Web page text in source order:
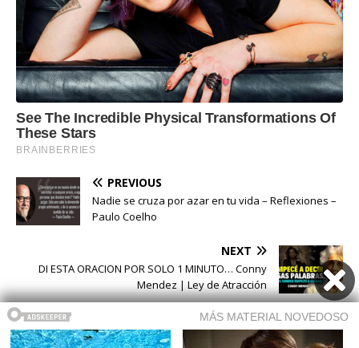
PREVIOUS
Nadie se cruza por azar en tu vida – Reflexiones –
Paulo Coelho
NEXT
DI ESTA ORACION POR SOLO 1 MINUTO… Conny
Mendez | Ley de Atracción